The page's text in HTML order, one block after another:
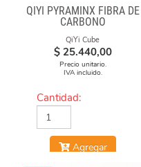
QIYI PYRAMINX FIBRA DE
CARBONO
QiYi Cube
$ 25.440,00
Precio unitario.
IVA incluido.
Cantidad:
Agregar